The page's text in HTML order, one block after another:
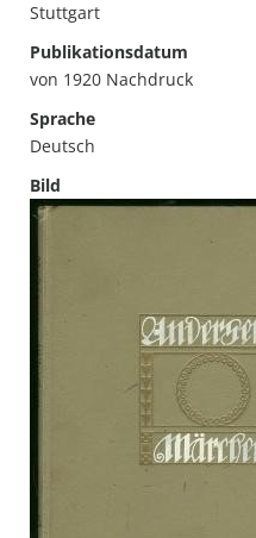
Stuttgart
Publikationsdatum
von 1920 Nachdruck
Sprache
Deutsch
Bild